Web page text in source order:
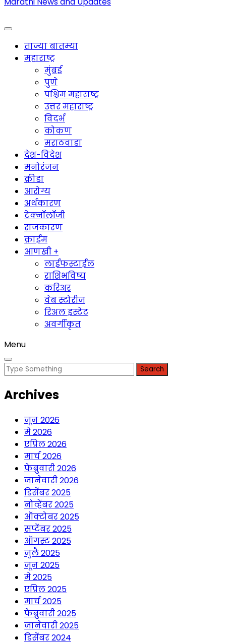
Maharashtra Jagran : Your Trusted Companion
ताज्या बातम्या
महाराष्ट्र
मुंबई
पुणे
पश्चिम महाराष्ट्र
उत्तर महाराष्ट्र
विदर्भ
कोकण
मराठवाडा
देश-विदेश
मनोरंजन
क्रीडा
आरोग्य
अर्थकारण
टेक्नॉलॉजी
राजकारण
क्राईम
आणखी +
लाईफस्टाईल
राशिभविष्य
करिअर
वेब स्टोरीज
रिअल इस्टेट
अवर्गीकृत
Menu
Search
Archives
जून 2026
मे 2026
एप्रिल 2026
मार्च 2026
फेब्रुवारी 2026
जानेवारी 2026
डिसेंबर 2025
नोव्हेंबर 2025
ऑक्टोबर 2025
सप्टेंबर 2025
ऑगस्ट 2025
जुलै 2025
जून 2025
मे 2025
एप्रिल 2025
मार्च 2025
फेब्रुवारी 2025
जानेवारी 2025
डिसेंबर 2024